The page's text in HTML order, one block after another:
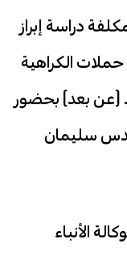
المكلفة دراسة إبراز
الكراهية
(عن بعد) بحضور
سليمان
الأنباء